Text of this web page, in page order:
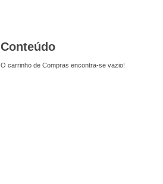
Conteúdo
O carrinho de Compras encontra-se vazio!